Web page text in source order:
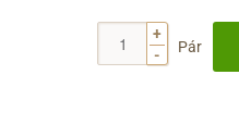
+
-
Pár